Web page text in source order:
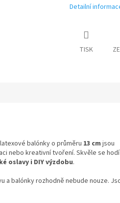
Detailní
TISK
balónky o průměru 13 cm jsou
nebo kreativní tvoření. Skvěle se hodí
oslavy i DIY výzdobu.
a balónky rozhodně nebude nouze.